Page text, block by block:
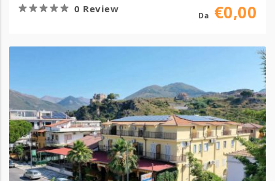
0 Review
Da €0,00